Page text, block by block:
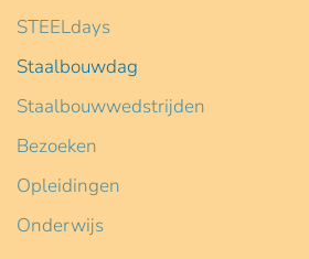
STEELdays
Staalbouwdag
Staalbouwwedstrijden
Bezoeken
Opleidingen
Onderwijs